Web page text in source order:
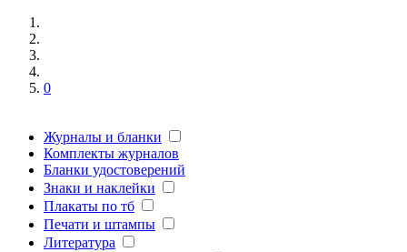
0
Журналы и бланки
Комплекты журналов
Бланки удостоверений
Знаки и наклейки
Плакаты по тб
Печати и штампы
Литература